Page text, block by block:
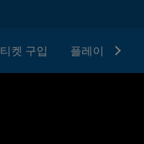
티켓 구입 플레이